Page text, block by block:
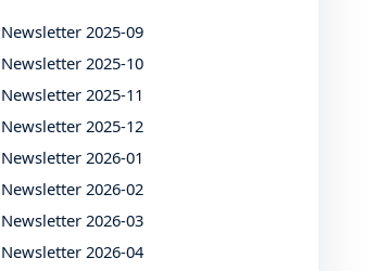
Newsletter 2025-09
Newsletter 2025-10
Newsletter 2025-11
Newsletter 2025-12
Newsletter 2026-01
Newsletter 2026-02
Newsletter 2026-03
Newsletter 2026-04